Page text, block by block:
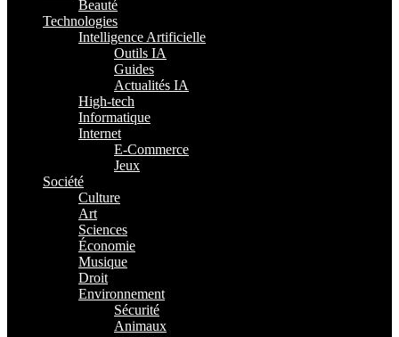
Beauté
Technologies
Intelligence Artificielle
Outils IA
Guides
Actualités IA
High-tech
Informatique
Internet
E-Commerce
Jeux
Société
Culture
Art
Sciences
Économie
Musique
Droit
Environnement
Sécurité
Animaux